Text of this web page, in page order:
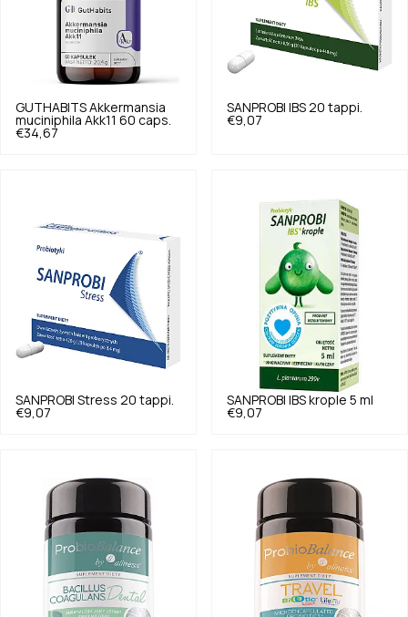
GUTHABITS Akkermansia
muciniphila Akk11 60 caps.
€34,67
SANPROBI IBS 20 tappi.
€9,07
SANPROBI Stress 20 tappi.
€9,07
SANPROBI
IBS krople 5 ml
€9,07